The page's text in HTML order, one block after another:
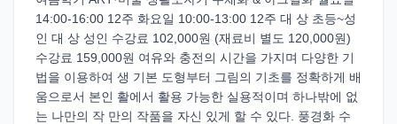
14:00-16:00 12주 화요일 10:00-13:00 12주 대 상 초등~성
인 대 상 성인 수강료 102,000원 (재료비 별도 120,000원)
수강료 159,000원 여유와 충전의 시간을 가지며 다양한 기
법을 이용하여 생 기본 도형부터 그림의 기초를 정확하게 배
움으로서 본인 활에서 활용 가능한 실용적이며 하나밖에 없
는 나만의 작 만의 작품을 자신 있게 할 수 있다. 풍경화 수